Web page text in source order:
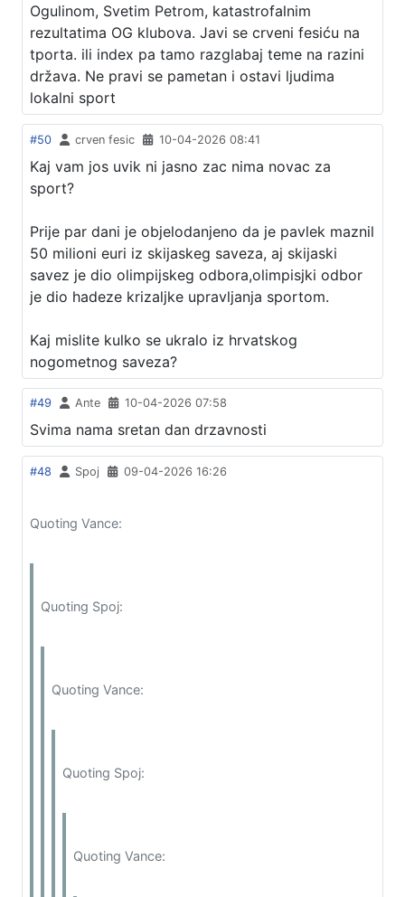
Ogulinom, Svetim Petrom, katastrofalnim
rezultatima OG klubova. Javi se crveni fesiću na
tporta. ili index pa tamo razglabaj teme na razini
država. Ne pravi se pametan i ostavi ljudima
lokalni sport
#50 crven fesic 10-04-2026 08:41
Kaj vam jos uvik ni jasno zac nima novac za
sport?
Prije par dani je objelodanjeno da je pavlek maznil
50 milioni euri iz skijaskeg saveza, aj skijaski
savez je dio olimpijskeg odbora,olimpisjki odbor
je dio hadeze krizaljke upravljanja sportom.
Kaj mislite kulko se ukralo iz hrvatskog
nogometnog saveza?
#49 Ante 10-04-2026 07:58
Svima nama sretan dan drzavnosti
#48 Spoj 09-04-2026 16:26
Quoting Vance:
Quoting Spoj:
Quoting Vance:
Quoting Spoj:
Quoting Vance: